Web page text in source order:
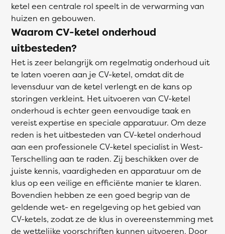
ketel een centrale rol speelt in de verwarming van
huizen en gebouwen.
Waarom CV-ketel onderhoud
uitbesteden?
Het is zeer belangrijk om regelmatig onderhoud uit
te laten voeren aan je CV-ketel, omdat dit de
levensduur van de ketel verlengt en de kans op
storingen verkleint. Het uitvoeren van CV-ketel
onderhoud is echter geen eenvoudige taak en
vereist expertise en speciale apparatuur. Om deze
reden is het uitbesteden van CV-ketel onderhoud
aan een professionele CV-ketel specialist in West-
Terschelling aan te raden. Zij beschikken over de
juiste kennis, vaardigheden en apparatuur om de
klus op een veilige en efficiënte manier te klaren.
Bovendien hebben ze een goed begrip van de
geldende wet- en regelgeving op het gebied van
CV-ketels, zodat ze de klus in overeenstemming met
de wettelijke voorschriften kunnen uitvoeren. Door